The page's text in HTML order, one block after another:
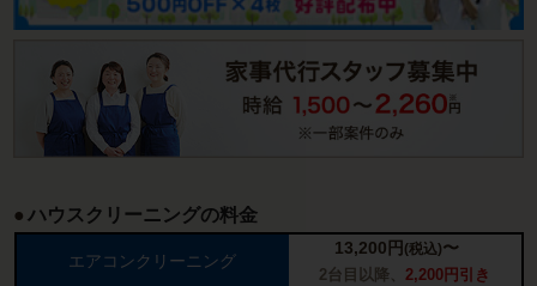
ハウスクリーニングの料金
エアコンクリーニング
13,200 円 (税込)〜
2台目以降、 2,200円引き